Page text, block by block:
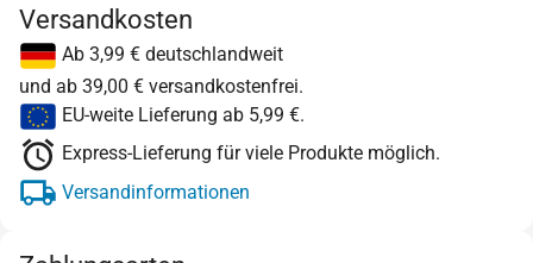
Versandkosten
Ab 3,99 € deutschlandweit
und ab 39,00 € versandkostenfrei.
EU-weite Lieferung ab 5,99 €.
Express-Lieferung für viele Produkte möglich.
Versandinformationen